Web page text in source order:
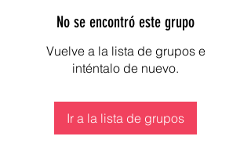
No se encontró este grupo
Vuelve a la lista de grupos e
inténtalo de nuevo.
Ir a la lista de grupos